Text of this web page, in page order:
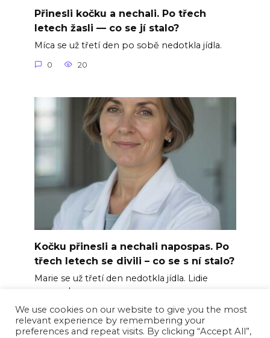
Přinesli kočku a nechali. Po třech
letech žasli — co se jí stalo?
Míca se už třetí den po sobě nedotkla jídla.
0 20
Kočku přinesli a nechali napospas. Po
třech letech se divili – co se s ní stalo?
Marie se už třetí den nedotkla jídla. Lidie
posunula
0 64
We use cookies on our website to give you the most
relevant experience by remembering your
preferences and repeat visits. By clicking “Accept All”,